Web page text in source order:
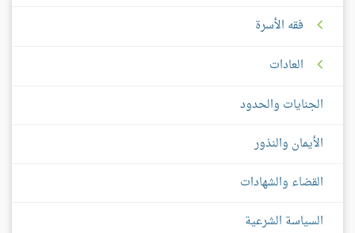
فقه الأسرة
العادات
الجنايات والحدود
الأيمان والنذور
القضاء والشهادات
السياسة الشرعية